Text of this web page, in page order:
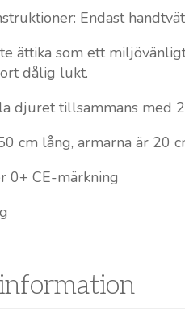
Endast
ättika som ett
dålig lukt.
djuret tillsammans med
cm lång, armarna är 20
0+ CE-märkning